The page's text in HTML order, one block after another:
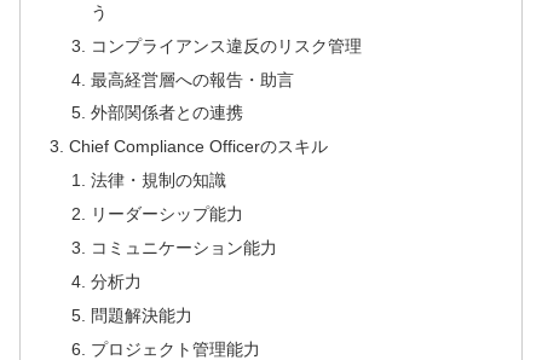
う
コンプライアンス違反のリスク管理
最高経営層への報告・助言
外部関係者との連携
Chief Compliance Officerのスキル
法律・規制の知識
リーダーシップ能力
コミュニケーション能力
分析力
問題解決能力
プロジェクト管理能力